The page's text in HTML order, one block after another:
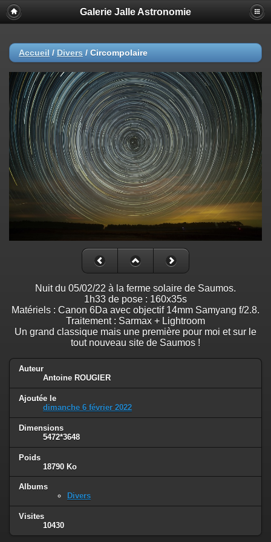
Galerie Jalle Astronomie
Accueil / Divers / Circompolaire
Nuit du 05/02/22 à la ferme solaire de Saumos.
1h33 de pose : 160x35s
Matériels : Canon 6Da avec objectif 14mm Samyang f/2.8.
Traitement : Sarmax + Lightroom
Un grand classique mais une première pour moi et sur le
tout nouveau site de Saumos !
Auteur
Antoine ROUGIER
Ajoutée le
dimanche 6 février 2022
Dimensions
5472*3648
Poids
18790 Ko
Albums
Divers
Visites
10430